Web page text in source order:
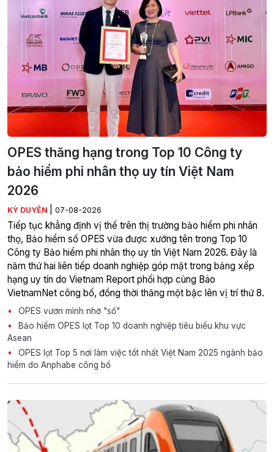
OPES thăng hạng trong Top 10 Công ty
bảo hiểm phi nhân thọ uy tín Việt Nam
2026
KỲ DUYÊN 07-08-2026
Tiếp tục khẳng định vị thế trên thị trường bảo hiểm phi nhân
thọ, Bảo hiểm số OPES vừa được xướng tên trong Top 10
Công ty Bảo hiểm phi nhân thọ uy tín Việt Nam 2026. Đây là
năm thứ hai liên tiếp doanh nghiệp góp mặt trong bảng xếp
hạng uy tín do Vietnam Report phối hợp cùng Báo
VietnamNet công bố, đồng thời thăng một bậc lên vị trí thứ 8.
OPES vươn mình nhờ "số"
Bảo hiểm OPES lọt Top 10 doanh nghiệp tiêu biểu khu vực
Asean
OPES lọt Top 5 nơi làm việc tốt nhất Việt Nam 2025 ngành bảo
hiểm do Anphabe công bố